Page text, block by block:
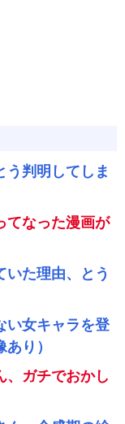
う判明してしま
てなった漫画が
いた理由、とう
い女キャラを登
り）
、ガチでおかし